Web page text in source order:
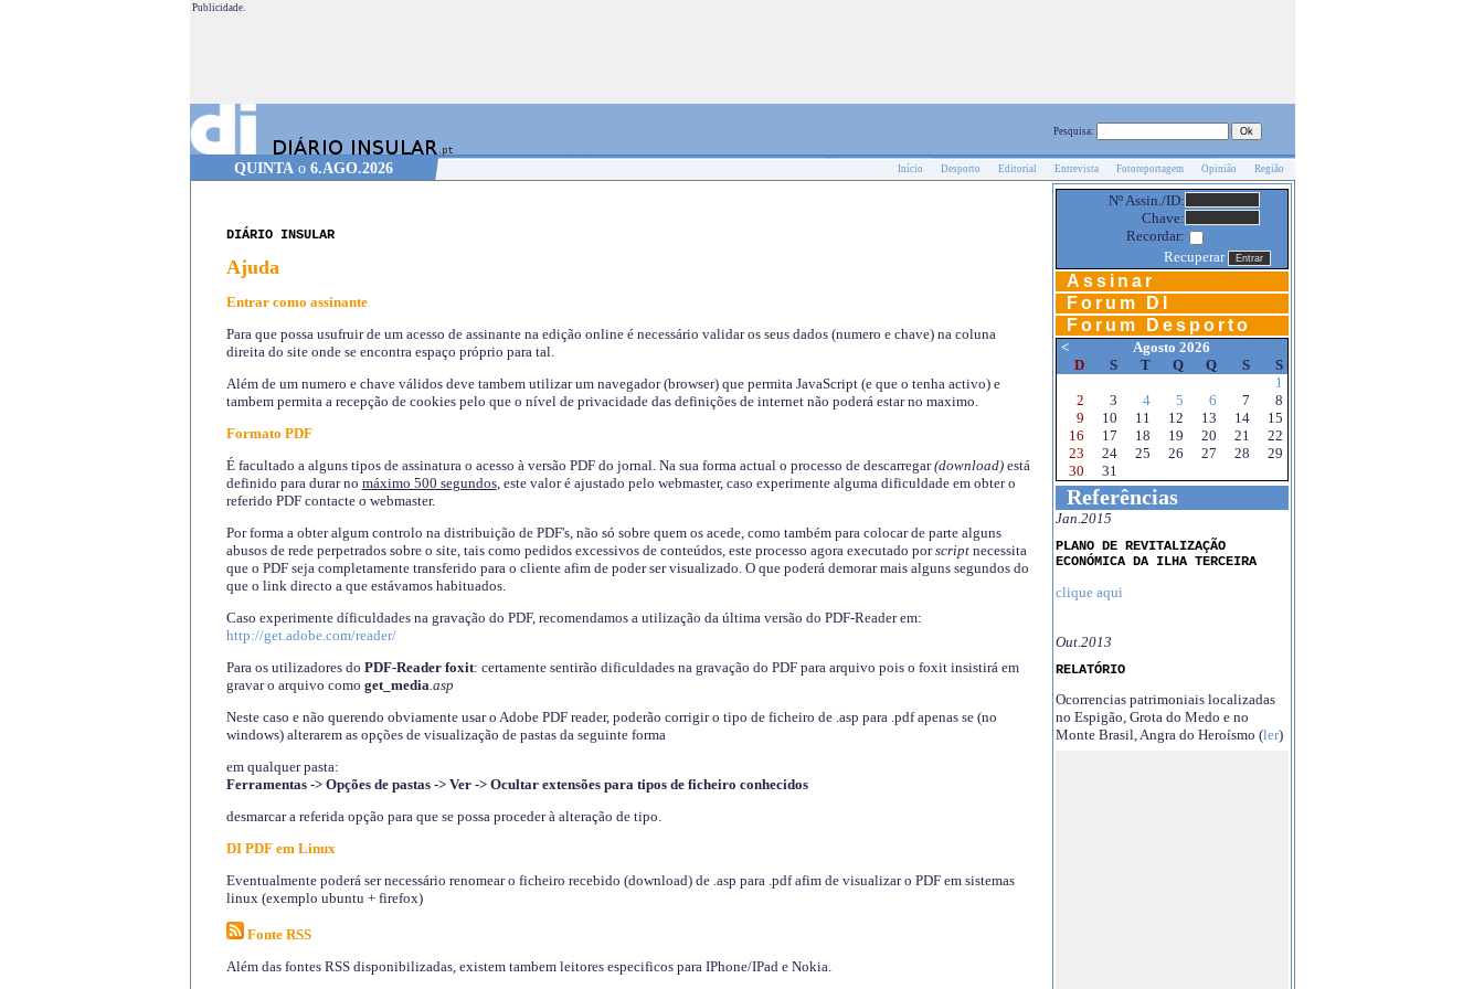
Publicidade.
Pesquisa:
QUINTA o 6.AGO.2026 Início Desporto Editorial Entrevista Fotoreportagem Opinião Região
DIÁRIO INSULAR
Ajuda
Entrar como assinante
Para que possa usufruir de um acesso de assinante na edição online é necessário validar os seus dados (numero e chave) na coluna
direita do site onde se encontra espaço próprio para tal.
Além de um numero e chave válidos deve tambem utilizar um navegador (browser) que permita JavaScript (e que o tenha activo) e
tambem permita a recepção de cookies pelo que o nível de privacidade das definições de internet não poderá estar no maximo.
Formato PDF
É facultado a alguns tipos de assinatura o acesso à versão PDF do jornal. Na sua forma actual o processo de descarregar(download)está
definido para durar no máximo 500 segundos, este valor é ajustado pelo webmaster, caso experimente alguma dificuldade em obter o
referido PDF contacte o webmaster.
Por forma a obter algum controlo na distribuição de PDF's, não só sobre quem os acede, como também para colocar de parte alguns
abusos de rede perpetrados sobre o site, tais como pedidos excessivos de conteúdos, este processo agora executado porscriptnecessita
que o PDF seja completamente transferido para o cliente afim de poder ser visualizado. O que poderá demorar mais alguns segundos do
que o link directo a que estávamos habituados.
Caso experimente díficuldades na gravação do PDF, recomendamos a utilização da última versão do PDF-Reader em:
http://get.adobe.com/reader/
Para os utilizadores do PDF-Reader foxit: certamente sentirão dificuldades na gravação do PDF para arquivo pois o foxit insistirá em
gravar o arquivo como get_media.asp
Neste caso e não querendo obviamente usar o Adobe PDF reader, poderão corrigir o tipo de ficheiro de .asp para .pdf apenas se (no
windows) alterarem as opções de visualização de pastas da seguinte forma
em qualquer pasta:
Ferramentas -> Opções de pastas -> Ver -> Ocultar extensões para tipos de ficheiro conhecidos
desmarcar a referida opção para que se possa proceder à alteração de tipo.
DI PDF em Linux
Eventualmente poderá ser necessário renomear o ficheiro recebido (download) de .asp para .pdf afim de visualizar o PDF em sistemas
linux (exemplo ubuntu + firefox)
Fonte RSS
Além das fontes RSS disponibilizadas, existem tambem leitores especificos para IPhone/IPad e Nokia.
Nº Assin./ID:
Chave:
Recordar:
Recuperar
Assinar
Forum DI
Forum Desporto
<
Agosto 2026
D
S T Q Q S
S
1
2
3 4 5 6 7
8
9
10 11 12 13 14
15
16
17 18 19 20 21
22
23
24 25 26 27 28
29
30
31
Referências
Jan.2015
PLANO DE REVITALIZAÇÃO
ECONÓMICA DA ILHA TERCEIRA
clique aqui
Out.2013
RELATÓRIO
Ocorrencias patrimoniais localizadas
no Espigão, Grota do Medo e no
Monte Brasil, Angra do Heroísmo (ler)